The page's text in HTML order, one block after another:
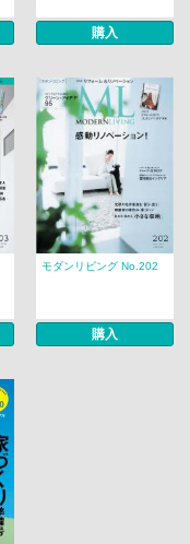
購入
モダンリビング No.202
購入